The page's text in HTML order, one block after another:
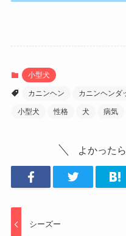
小型犬
カニンヘン カニンヘンダ
小型犬 性格 犬 病気
よかった
シーズー